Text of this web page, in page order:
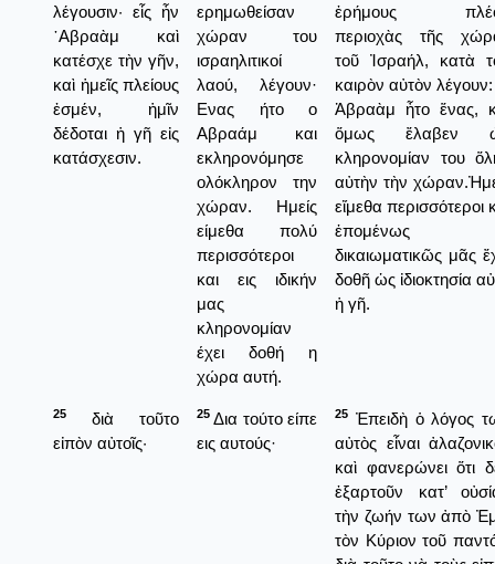
λέγουσιν· εἷς ἦν
῾Αβραὰμ καὶ
κατέσχε τὴν γῆν,
καὶ ἡμεῖς πλείους
ἐσμέν, ἡμῖν
δέδοται ἡ γῆ εἰς
κατάσχεσιν.
ερημωθείσαν
χώραν του
ισραηλιτικοί
λαού, λέγουν·
Ενας ήτο ο
Αβραάμ και
εκληρονόμησε
ολόκληρον την
χώραν. Ημείς
είμεθα πολύ
περισσότεροι
και εις ιδικήν
μας
κληρονομίαν
έχει δοθή η
χώρα αυτή.
ἐρήμους
περιοχὰς τῆς
τοῦ Ἰσραήλ, κατὰ
καιρὸν αὐτὸν
Ἀβραὰμ ἦτο ἕνας,
ὅμως ἔλαβεν
κληρονομίαν του
αὐτὴν τὴν
εἴμεθα περισσότεροι
ἑπομένως
δικαιωματικῶς μᾶς
δοθῆ ὡς ἰδιοκτησία
ἡ γῆ.
25
διὰ τοῦτο
εἰπὸν αὐτοῖς·
25 Δια τούτο είπε
εις αυτούς·
25 Ἐπειδὴ ὁ λόγος
αὐτὸς εἶναι
καὶ φανερώνει ὅτι
ἐξαρτοῦν κατ’
τὴν ζωήν των ἀπὸ
τὸν Κύριον τοῦ